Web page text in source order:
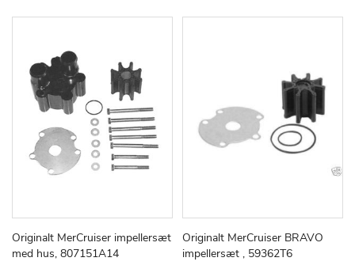
Læg i kurv
TILFØJ
TIL
SAMMENLIGN
Originalt MerCruiser impellersæt
med hus, 807151A14
Læg i kurv
TILFØJ
TIL
Originalt MerCruiser BRAVO
impellersæt , 59362T6